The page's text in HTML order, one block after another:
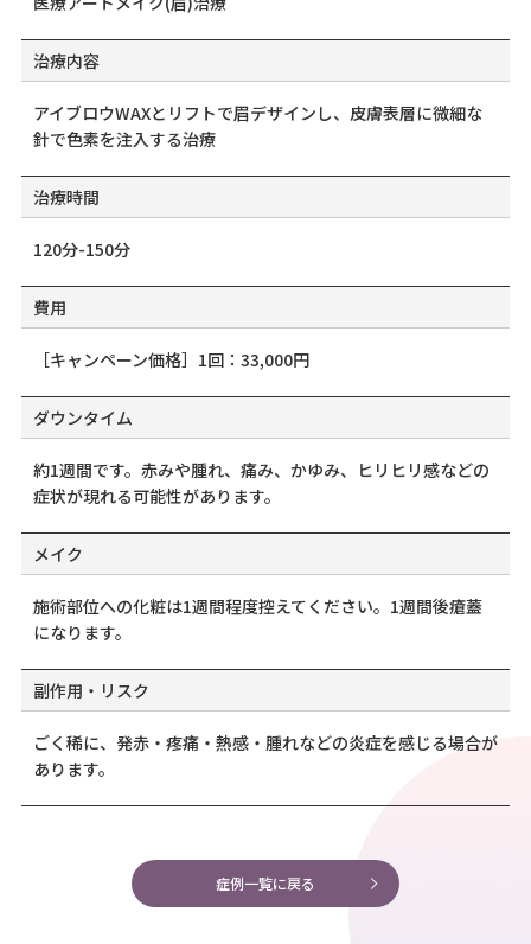
治療内容
アイブロウWAXとリフトで眉デザインし、皮膚表層に微細な
針で色素を注入する治療
治療時間
120分-150分
費用
［キャンペーン価格］1回：33,000円
ダウンタイム
約1週間です。赤みや腫れ、痛み、かゆみ、ヒリヒリ感などの
症状が現れる可能性があります。
メイク
施術部位への化粧は1週間程度控えてください。1週間後瘡蓋
になります。
副作用・リスク
ごく稀に、発赤・疼痛・熱感・腫れなどの炎症を感じる場合が
あります。
症例一覧に戻る